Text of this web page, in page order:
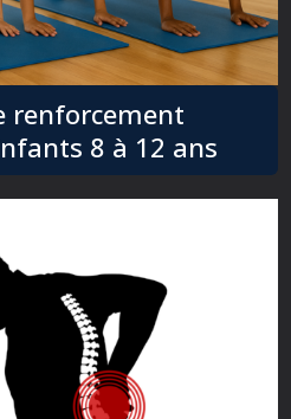
renforcement
8 à 12 ans